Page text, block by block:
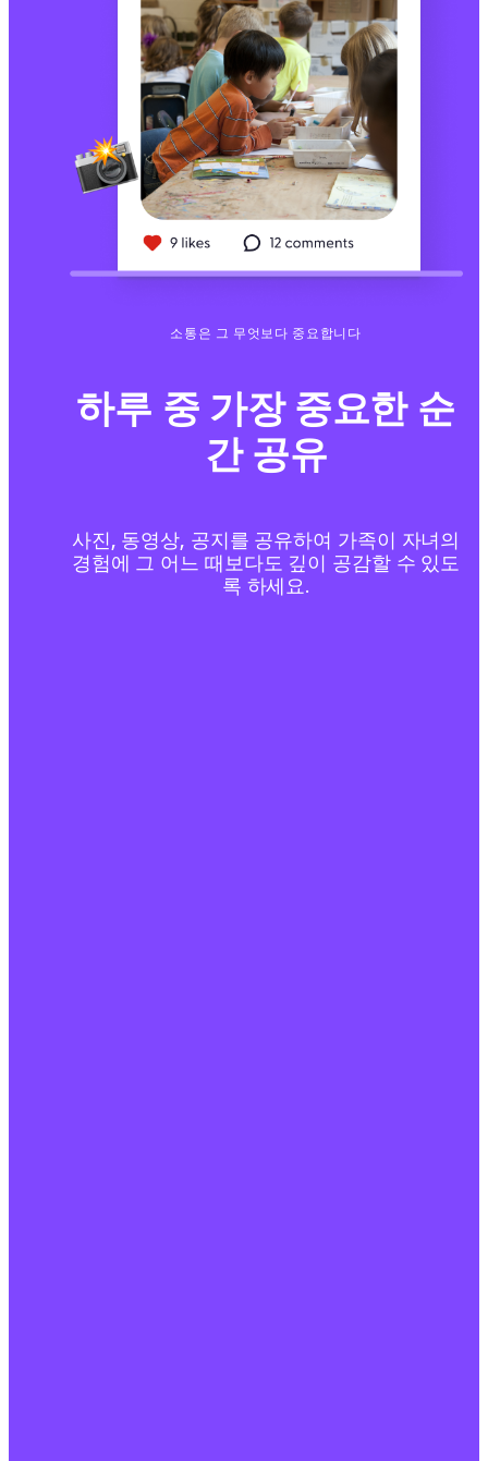
소통은 그 무엇보다 중요합니다
하루 중 가장 중요한 순
간 공유
사진, 동영상, 공지를 공유하여 가족이 자녀의
경험에 그 어느 때보다도 깊이 공감할 수 있도
록 하세요.